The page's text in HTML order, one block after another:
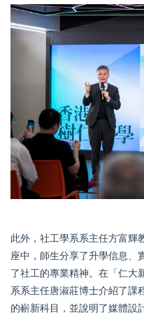
此外，社工學系系主任方富輝
座中，師生分享了升學信息、
了社工的專業精神。在「仁大
系系主任唐淑莊博士介紹了課
的嶄新科目，並說明了媒體設